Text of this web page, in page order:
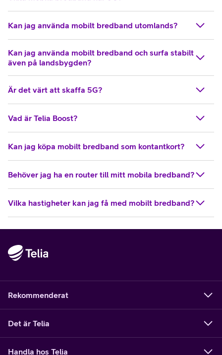
Kan jag använda mobilt bredband utomlands?
Kan jag använda mobilt bredband och surfa stabilt
även på landsbygden?
Är det värt att skaffa 5G?
Vad är Telia Boost?
Kan jag köpa mobilt bredband som kontantkort?
Behöver jag ha en router till mitt mobila bredband?
Vilka hastigheter kan jag få med mobilt bredband?
Rekommenderat
Det är Telia
Handla hos Telia